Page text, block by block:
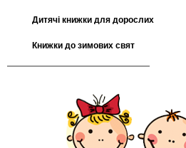
Дитячі книжки для дорослих
Книжки до зимових свят